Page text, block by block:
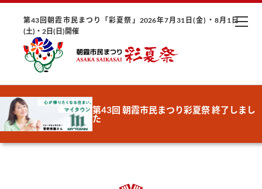
第43回朝霞市民まつり「彩夏祭」2026年7月31日(金)・8月1日
(土)・2日(日)開催
第43回 朝霞市民まつり彩夏祭 終了しまし
た